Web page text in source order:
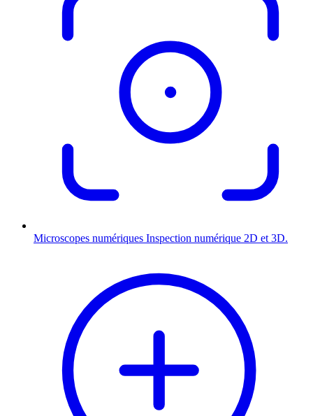
Microscopes numériques Inspection numérique 2D et 3D.